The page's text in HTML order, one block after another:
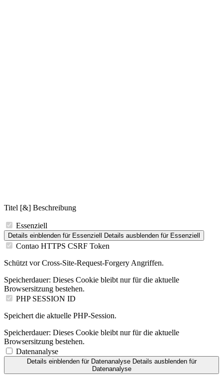
Titel [&] Beschreibung
Essenziell
Details einblenden für Essenziell Details ausblenden für Essenziell
Contao HTTPS CSRF Token
Schützt vor Cross-Site-Request-Forgery Angriffen.
Speicherdauer: Dieses Cookie bleibt nur für die aktuelle
Browsersitzung bestehen.
PHP SESSION ID
Speichert die aktuelle PHP-Session.
Speicherdauer: Dieses Cookie bleibt nur für die aktuelle
Browsersitzung bestehen.
Datenanalyse
Details einblendenfür Datenanalyse Details ausblendenfür
Datenanalyse